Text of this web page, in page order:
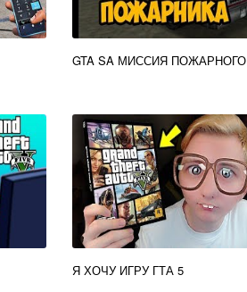
GTA SA МИССИЯ ПОЖАРНОГО
Я ХОЧУ ИГРУ ГТА 5